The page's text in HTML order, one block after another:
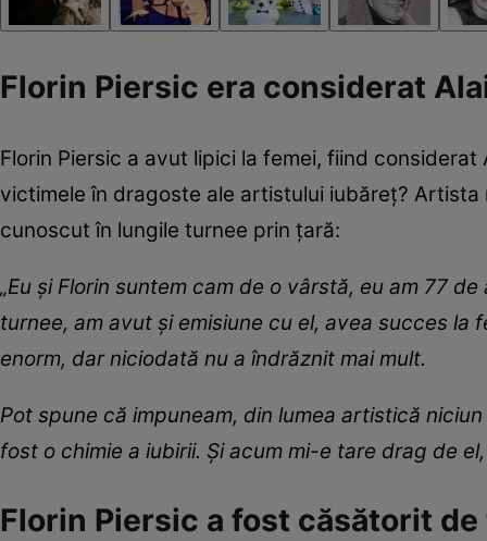
Florin Piersic era considerat
Florin Piersic a avut lipici la femei, fiind
victimele în dragoste ale artistului iubăreț?
cunoscut în lungile turnee prin țară:
„Eu și Florin suntem cam de o vârstă, eu am 77
turnee, am avut și emisiune cu el, avea succes
enorm, dar niciodată nu a îndrăznit mai mult.
Pot spune că impuneam, din lumea artistică
fost o chimie a iubirii. Și acum mi-e tare drag de
Florin Piersic a fost căsătorit